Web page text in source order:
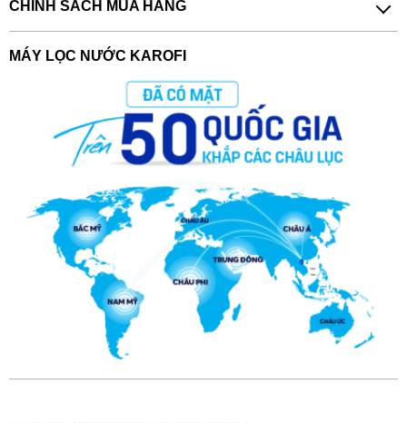
LÕI KHOÁNG ĐÁ
Giúp bổ sung khoáng chất có lợi cho cơ thể.
CHÍNH SÁCH MUA HÀNG
MÁY LỌC NƯỚC KAROFI